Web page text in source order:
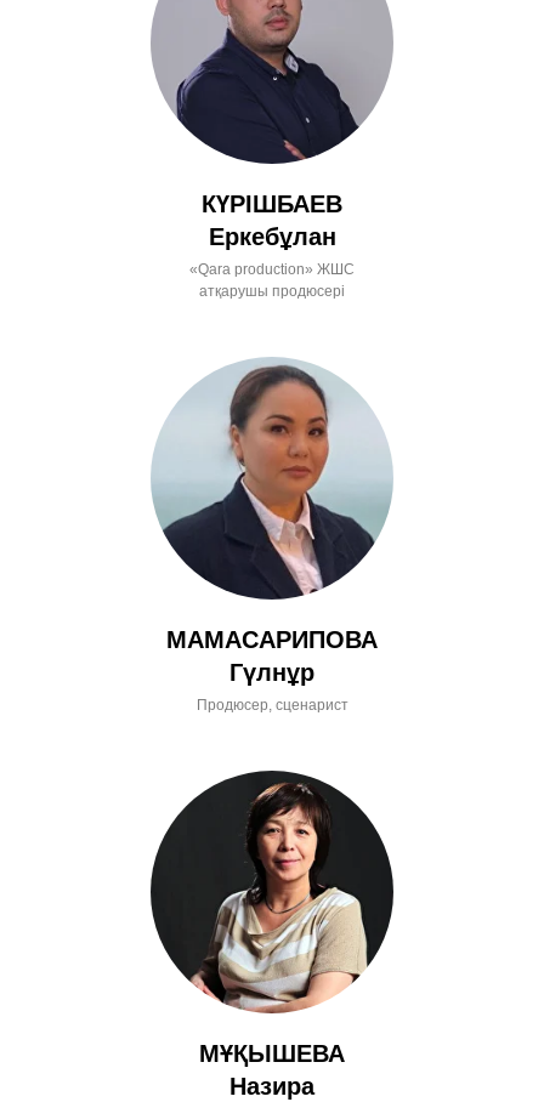
КҮРІШБАЕВ
Еркебұлан
«Qara production» ЖШС
атқарушы продюсері
МАМАСАРИПОВА
Гүлнұр
Продюсер, сценарист
МҰҚЫШЕВА
Назира